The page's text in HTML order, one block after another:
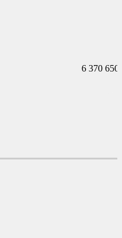
6 370 650